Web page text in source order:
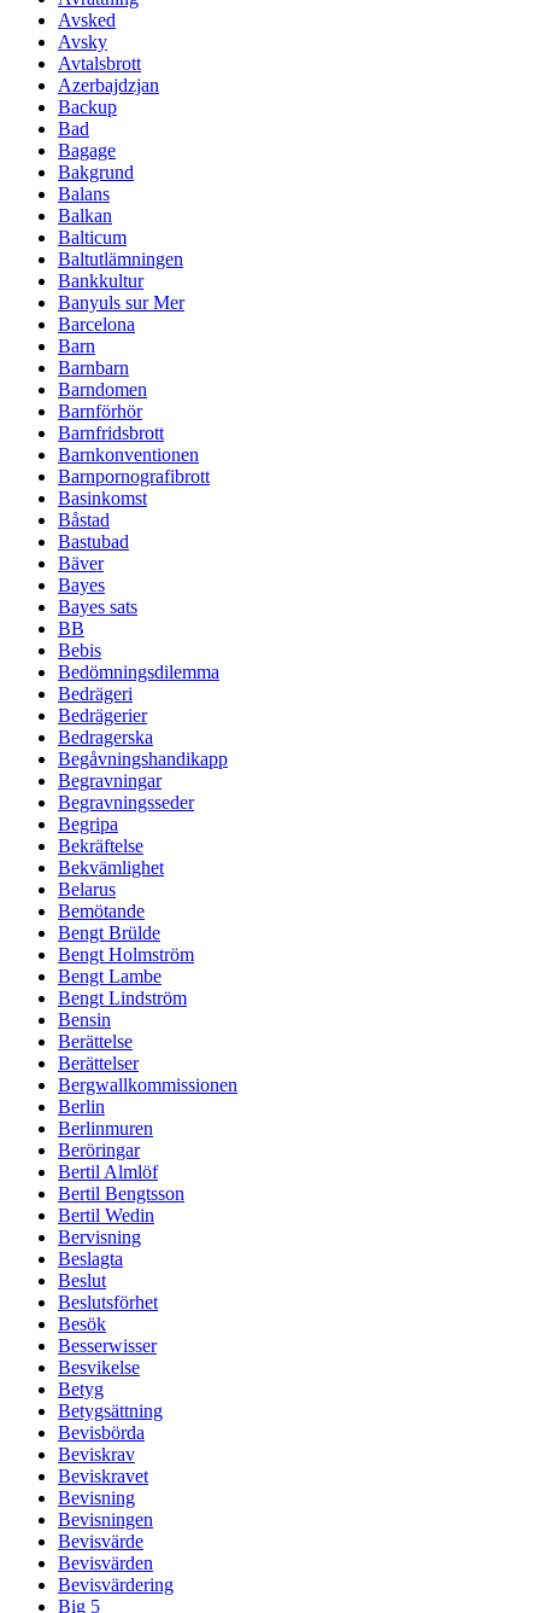
Avsked
Avsky
Avtalsbrott
Azerbajdzjan
Backup
Bad
Bagage
Bakgrund
Balans
Balkan
Balticum
Baltutlämningen
Bankkultur
Banyuls sur Mer
Barcelona
Barn
Barnbarn
Barndomen
Barnförhör
Barnfridsbrott
Barnkonventionen
Barnpornografibrott
Basinkomst
Båstad
Bastubad
Bäver
Bayes
Bayes sats
BB
Bebis
Bedömningsdilemma
Bedrägeri
Bedrägerier
Bedragerska
Begåvningshandikapp
Begravningar
Begravningsseder
Begripa
Bekräftelse
Bekvämlighet
Belarus
Bemötande
Bengt Brülde
Bengt Holmström
Bengt Lambe
Bengt Lindström
Bensin
Berättelse
Berättelser
Bergwallkommissionen
Berlin
Berlinmuren
Beröringar
Bertil Almlöf
Bertil Bengtsson
Bertil Wedin
Bervisning
Beslagta
Beslut
Beslutsförhet
Besök
Besserwisser
Besvikelse
Betyg
Betygsättning
Bevisbörda
Beviskrav
Beviskravet
Bevisning
Bevisningen
Bevisvärde
Bevisvärden
Bevisvärdering
Big 5